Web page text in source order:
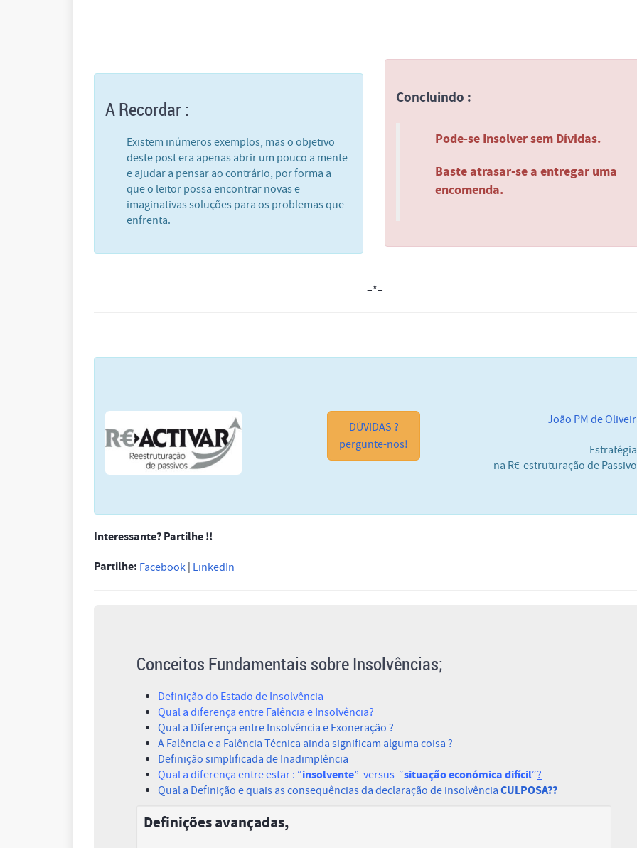
A Recordar :
Existem inúmeros exemplos, mas o objetivo
deste post era apenas abrir um pouco a mente
e ajudar a pensar ao contrário, por forma a
que o leitor possa encontrar novas e
imaginativas soluções para os problemas que
enfrenta.
Concluindo :
Pode-se Insolver sem Dívidas.
Baste atrasar-se a entregar uma
encomenda.
–*–
DÚVIDAS ?
pergunte-nos!
João PM de
na R€-estruturação de
Interessante? Partilhe !!
Partilhe: Facebook | LinkedIn
Conceitos Fundamentais sobre Insolvências;
Definição do Estado de Insolvência
Qual a diferença entre Falência e Insolvência?
Qual a Diferença entre Insolvência e Exoneração ?
A Falência e a Falência Técnica ainda significam alguma coisa ?
Definição simplificada de Inadimplência
Qual a diferença entre estar : “insolvente” versus “situação económica difícil“?
Qual a Definição e quais as consequências da declaração de insolvência CULPOSA??
Definições avançadas,